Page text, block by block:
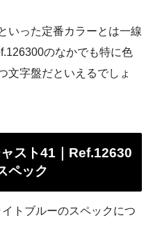
いった定番カラーとは一線
のなかでも特に色
文字盤だといえるでしょ
スト41｜Ref.12630
ペック
トブルーのスペックにつ